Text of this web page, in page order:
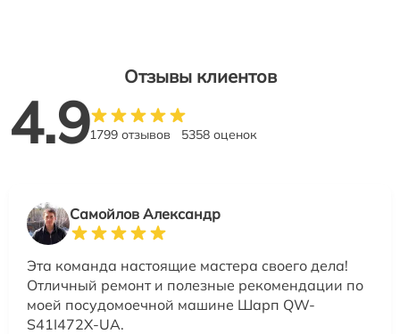
Отзывы клиентов
4.91799 отзывов 5358 оценок
Самойлов Александр
Эта команда настоящие мастера своего дела!
Отличный ремонт и полезные рекомендации по
моей посудомоечной машине Шарп QW-
S41I472X-UA.